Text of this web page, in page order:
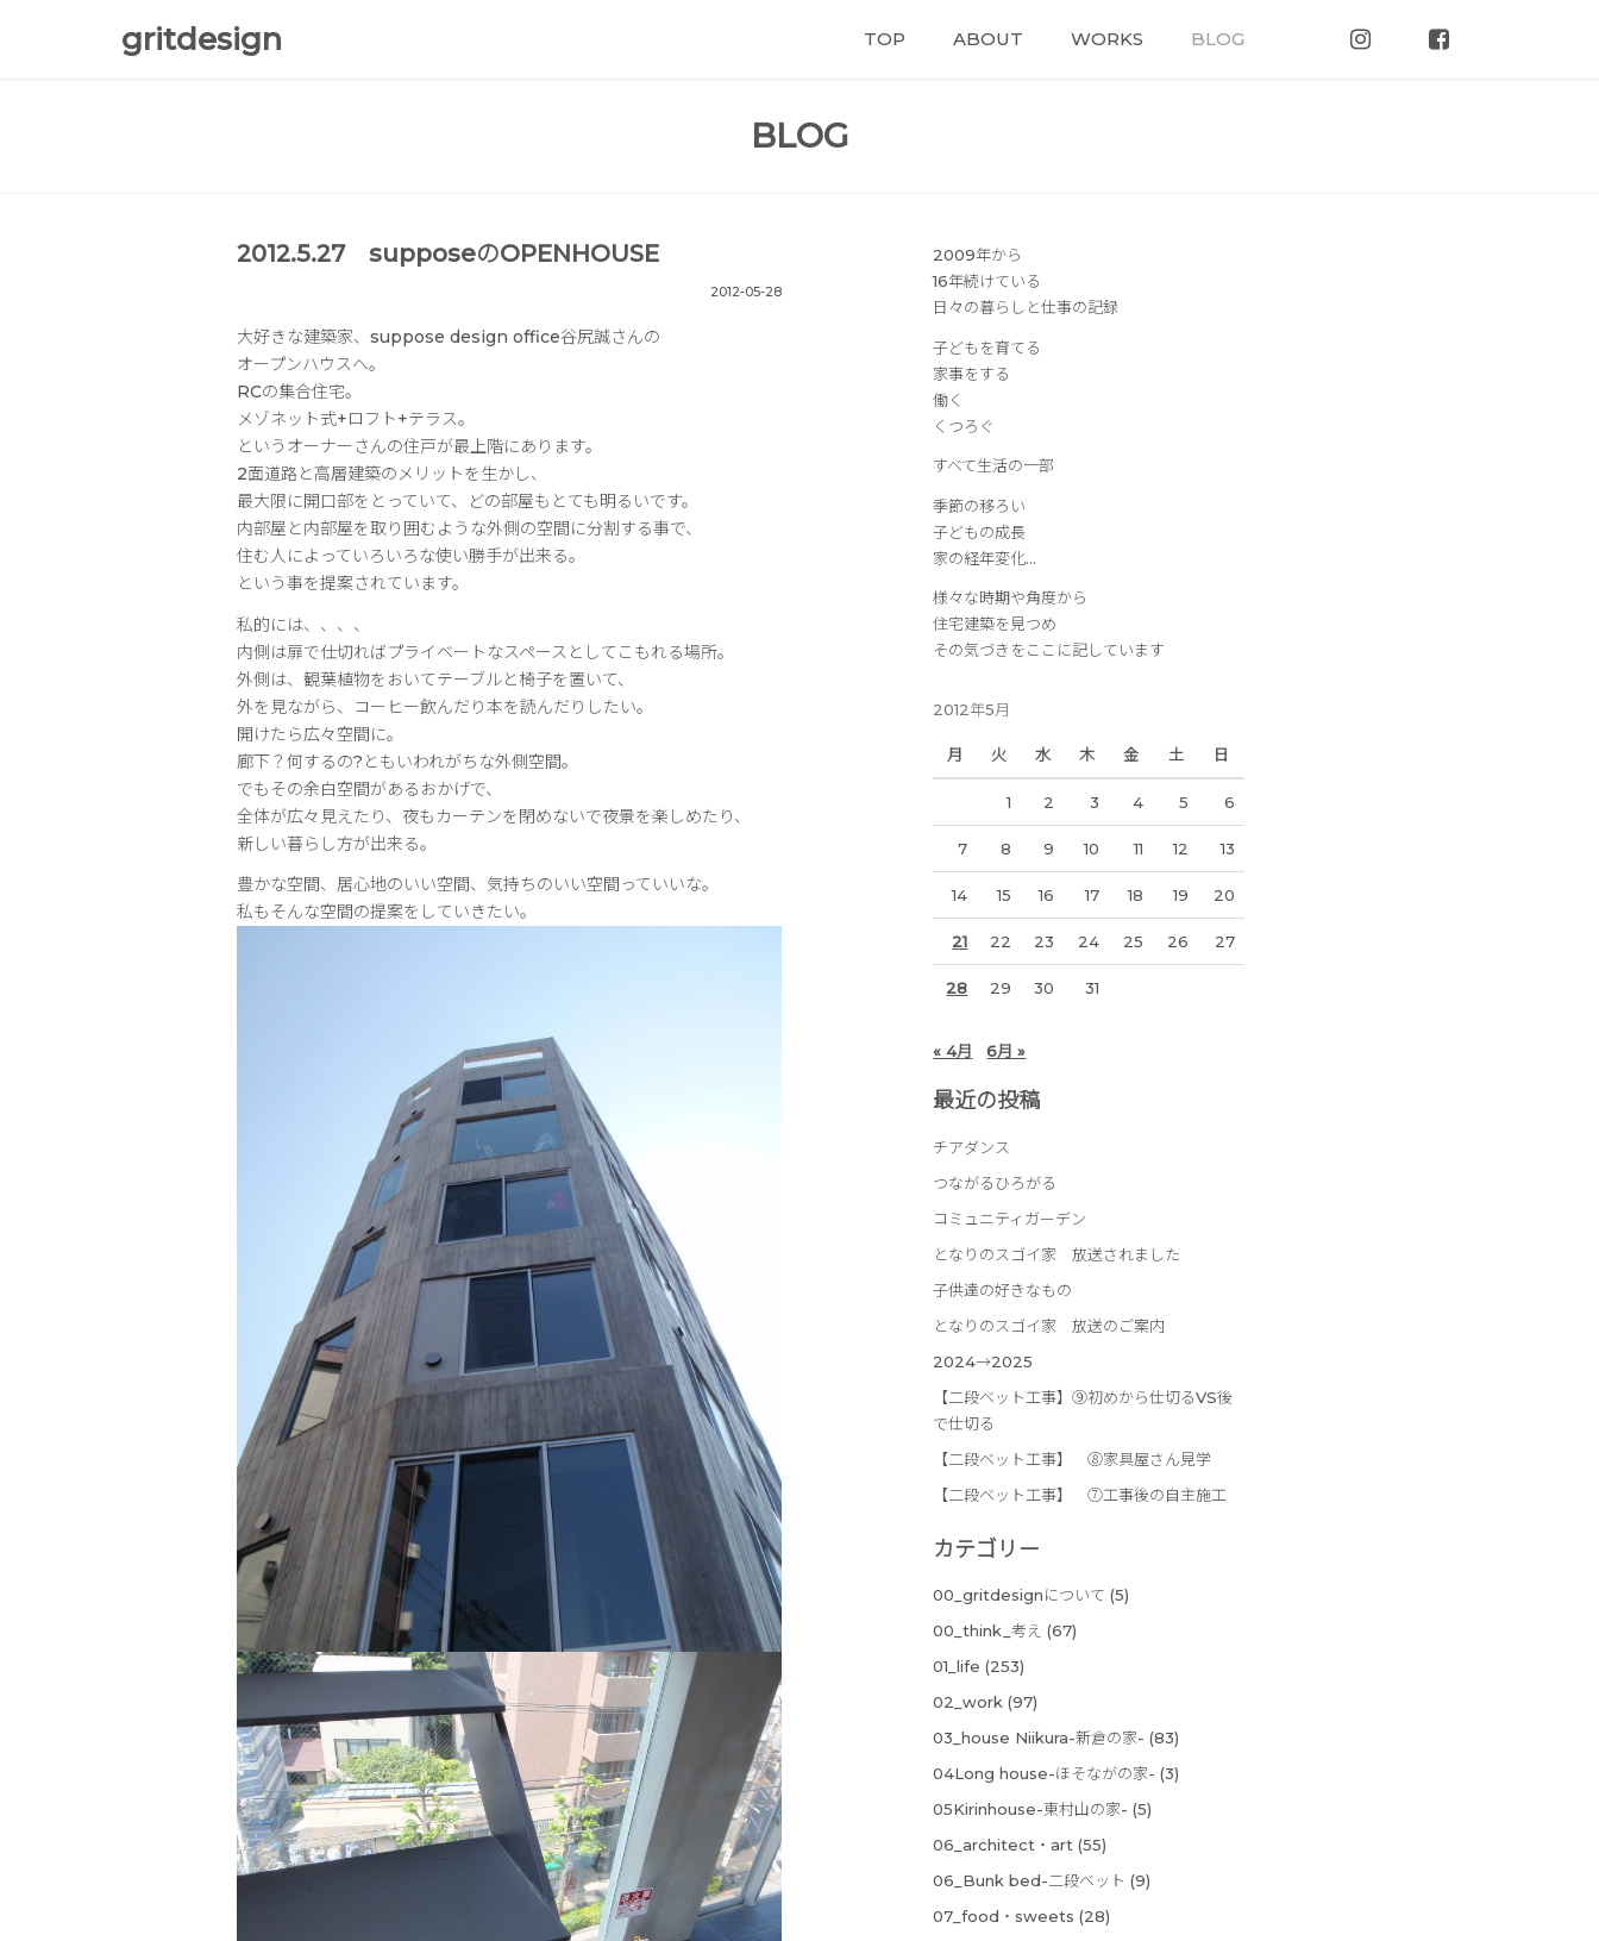
gritdesign TOP ABOUT WORKS BLOG
BLOG
2012.5.27 supposeのOPENHOUSE
2012-05-28
大好きな建築家、suppose design office谷尻誠さんの
オープンハウスへ。
RCの集合住宅。
メゾネット式+ロフト+テラス。
というオーナーさんの住戸が最上階にあります。
2面道路と高層建築のメリットを生かし、
最大限に開口部をとっていて、どの部屋もとても明るいです。
内部屋と内部屋を取り囲むような外側の空間に分割する事で、
住む人によっていろいろな使い勝手が出来る。
という事を提案されています。
私的には、、、、
内側は扉で仕切ればプライベートなスペースとしてこもれる場所。
外側は、観葉植物をおいてテーブルと椅子を置いて、
外を見ながら、コーヒー飲んだり本を読んだりしたい。
開けたら広々空間に。
廊下？何するの?ともいわれがちな外側空間。
でもその余白空間があるおかげで、
全体が広々見えたり、夜もカーテンを閉めないで夜景を楽しめたり、
新しい暮らし方が出来る。
豊かな空間、居心地のいい空間、気持ちのいい空間っていいな。
私もそんな空間の提案をしていきたい。
2009年から
16年続けている
日々の暮らしと仕事の記録
子どもを育てる
家事をする
働く
くつろぐ
すべて生活の一部
季節の移ろい
子どもの成長
家の経年変化…
様々な時期や角度から
住宅建築を見つめ
その気づきをここに記しています
2012年5月
月 火 水 木 金 土 日
1 2 3 4 5 6
7 8 9 10 11 12 13
14 15 16 17 18 19 20
21 22 23 24 25 26 27
28 29 30 31
« 4月 6月 »
最近の投稿
チアダンス
つながるひろがる
コミュニティガーデン
となりのスゴイ家 放送されました
子供達の好きなもの
となりのスゴイ家 放送のご案内
2024→2025
【二段ベット工事】⑨初めから仕切るVS後
で仕切る
【二段ベット工事】 ⑧家具屋さん見学
【二段ベット工事】 ⑦工事後の自主施工
カテゴリー
00_gritdesignについて (5)
00_think_考え (67)
01_life (253)
02_work (97)
03_house Niikura-新倉の家- (83)
04Long house-ほそながの家- (3)
05Kirinhouse-東村山の家- (5)
06_architect・art (55)
06_Bunk bed-二段ベット (9)
07_food・sweets (28)